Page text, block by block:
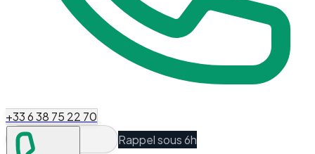
+33 6 38 75 22 70
Rappel sous 6h